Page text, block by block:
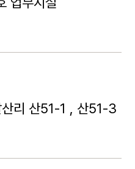
산리 산51-1 , 산51-3